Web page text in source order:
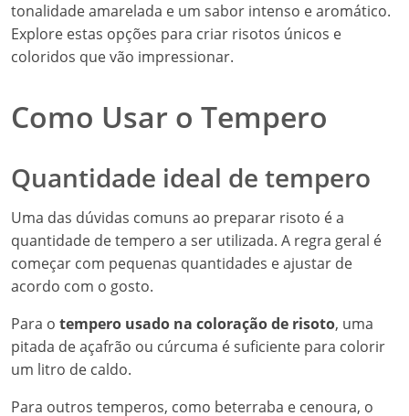
tonalidade amarelada e um sabor intenso e aromático.
Explore estas opções para criar risotos únicos e
coloridos que vão impressionar.
Como Usar o Tempero
Quantidade ideal de tempero
Uma das dúvidas comuns ao preparar risoto é a
quantidade de tempero a ser utilizada. A regra geral é
começar com pequenas quantidades e ajustar de
acordo com o gosto.
Para o tempero usado na coloração de risoto, uma
pitada de açafrão ou cúrcuma é suficiente para colorir
um litro de caldo.
Para outros temperos, como beterraba e cenoura, o